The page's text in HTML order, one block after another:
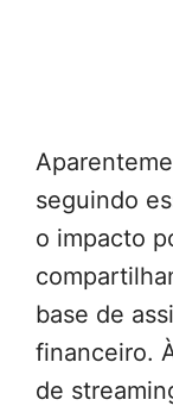
seguindo
o impacto
base de
financeiro.
de